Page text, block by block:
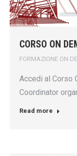
CORSO ON
FORMAZIONE ON
Accedi al Corso
Coordinator
Read more